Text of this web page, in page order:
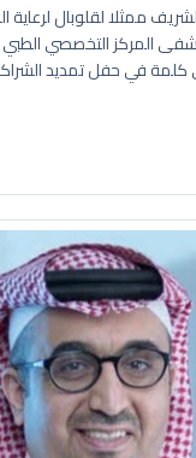
ممثلا لقلوبال لرعاية
المركز التخصصي
كلمة في حفل تمديد